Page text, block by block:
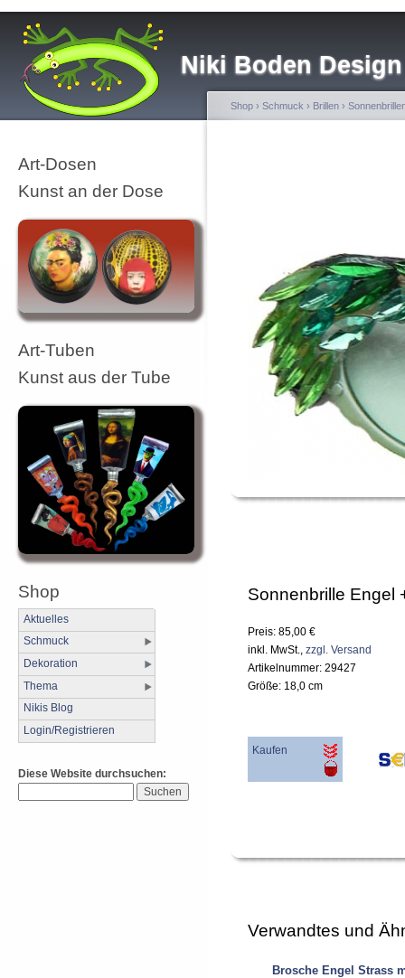
Niki Boden Design
Art-Dosen
Kunst an der Dose
Art-Tuben
Kunst aus der Tube
Shop
Aktuelles
Schmuck
Dekoration
Thema
Nikis Blog
Login/Registrieren
Diese Website durchsuchen:
Shop › Schmuck › Brillen ›
Sonnenbrille Engel
Preis: 85,00 €
inkl. MwSt., zzgl. Versand
Artikelnummer: 29427
Größe: 18,0 cm
Kaufen
Verwandtes und
Brosche Engel Strass